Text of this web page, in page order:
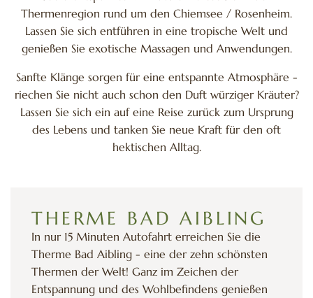
Thermenregion rund um den Chiemsee / Rosenheim.
Lassen Sie sich entführen in eine tropische Welt und
genießen Sie exotische Massagen und Anwendungen.
Sanfte Klänge sorgen für eine entspannte Atmosphäre -
riechen Sie nicht auch schon den Duft würziger Kräuter?
Lassen Sie sich ein auf eine Reise zurück zum Ursprung
des Lebens und tanken Sie neue Kraft für den oft
hektischen Alltag.
THERME BAD AIBLING
In nur 15 Minuten Autofahrt erreichen Sie die
Therme Bad Aibling - eine der zehn schönsten
Thermen der Welt! Ganz im Zeichen der
Entspannung und des Wohlbefindens genießen